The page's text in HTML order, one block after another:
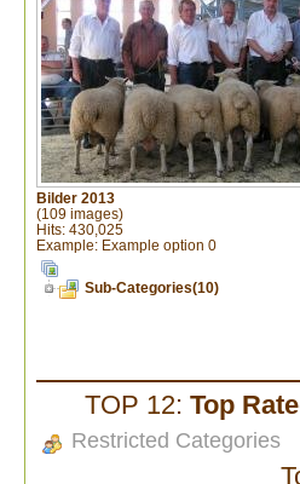
Bilder 2013
(109 images)
Hits: 430,025
Example: Example option 0
Sub-Categories(10)
TOP 12: Top
Restricted Categories